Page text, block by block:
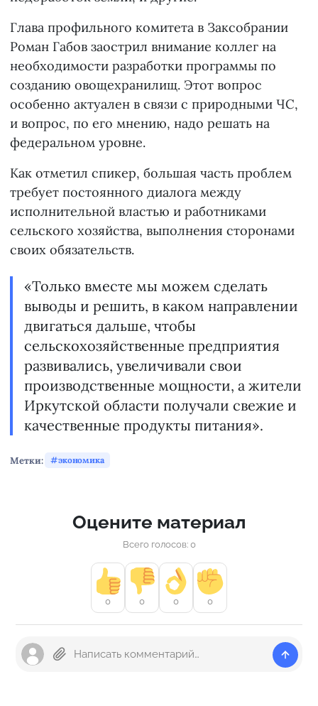
Глава профильного комитета в Заксобрании
Роман Габов заострил внимание коллег на
необходимости разработки программы по
созданию овощехранилищ. Этот вопрос
особенно актуален в связи с природными ЧС,
и вопрос, по его мнению, надо решать на
федеральном уровне.
Как отметил спикер, большая часть проблем
требует постоянного диалога между
исполнительной властью и работниками
сельского хозяйства, выполнения сторонами
своих обязательств.
«Только вместе мы можем сделать
выводы и решить, в каком направлении
двигаться дальше, чтобы
сельскохозяйственные предприятия
развивались, увеличивали свои
производственные мощности, а жители
Иркутской области получали свежие и
качественные продукты питания».
Метки: экономика
Оцените материал
Всего голосов: 0
0 0 0 0